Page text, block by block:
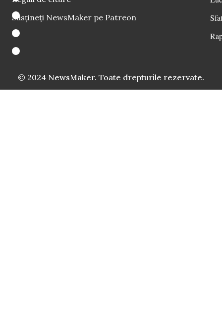
Susțineți NewsMaker pe Patreon
© 2024 NewsMaker. Toate drepturile rezervate.